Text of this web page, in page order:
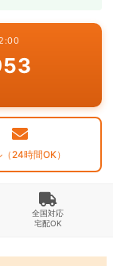
（24時間OK）
全国対応
宅配OK